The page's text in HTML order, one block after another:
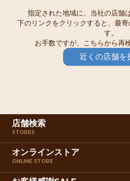
指定された地域に、当社の店舗
下のリンクをクリックすると、最
す。
お手数ですが、こちらから再
近くの店舗を
店舗検索
STORES
オンラインストア
ONLINE STORE